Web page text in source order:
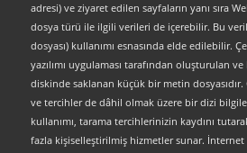
adresi) ve ziyaret edilen sayfaların yanı sıra
dosya türü ile ilgili verileri de içerebilir. Bu
dosyası) kullanımı esnasında elde edilebilir.
yazılımı uygulaması tarafından oluşturulan ve
diskinde saklanan küçük bir metin
ve tercihler de dâhil olmak üzere bir dizi
kullanımı, tarama tercihlerinizin kaydını
fazla kişiselleştirilmiş hizmetler sunar. İnternet